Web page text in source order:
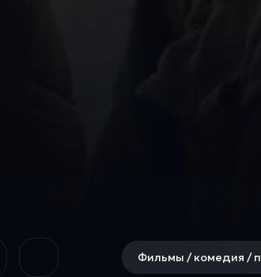
Фильмы / комедия /